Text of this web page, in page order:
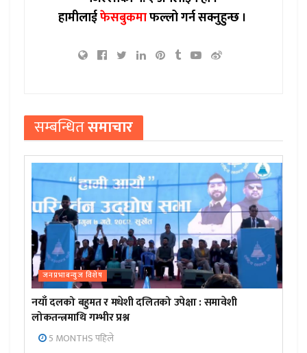
हामीलाईफेसबुकमाफल्लो गर्न सक्नुहुन्छ ।
सम्बन्धितसमाचार
जनप्रभाबन्युज विशेष
नयाँ दलको बहुमत र मधेशी दलितको उपेक्षा : समावेशी
लोकतन्त्रमाथि गम्भीर प्रश्न
5 MONTHS पहिले